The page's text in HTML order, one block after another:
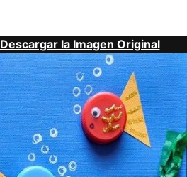
Descargar la Imagen Original